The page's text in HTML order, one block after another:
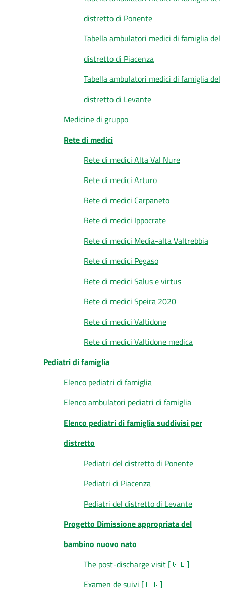
distretto di Ponente
Tabella ambulatori medici di famiglia del
distretto di Piacenza
Tabella ambulatori medici di famiglia del
distretto di Levante
Medicine di gruppo
Rete di medici
Rete di medici Alta Val Nure
Rete di medici Arturo
Rete di medici Carpaneto
Rete di medici Ippocrate
Rete di medici Media-alta Valtrebbia
Rete di medici Pegaso
Rete di medici Salus e virtus
Rete di medici Speira 2020
Rete di medici Valtidone
Rete di medici Valtidone medica
Pediatri di famiglia
Elenco pediatri di famiglia
Elenco ambulatori pediatri di famiglia
Elenco pediatri di famiglia suddivisi per
distretto
Pediatri del distretto di Ponente
Pediatri di Piacenza
Pediatri del distretto di Levante
Progetto Dimissione appropriata del
bambino nuovo nato
The post-discharge visit [🇬🇧]
Examen de suivi [🇫🇷]